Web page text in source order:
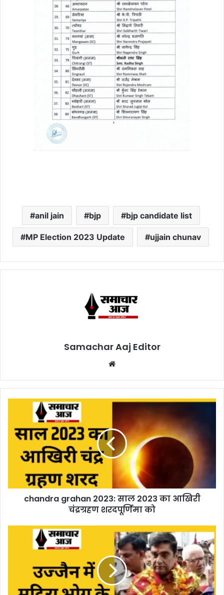
anil jain bjp bjp candidate list
MP Election 2023 Update ujjain chunav
Samachar Aaj Editor
chandra grahan 2023: साल 2023 का आखिरी
चंद्रग्रहण शरदपूर्णिमा को